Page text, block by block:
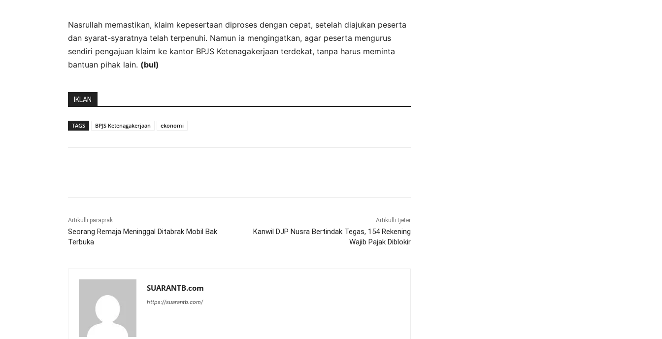
Nasrullah memastikan, klaim kepesertaan diproses dengan cepat, setelah diajukan peserta
dan syarat-syaratnya telah terpenuhi. Namun ia mengingatkan, agar peserta mengurus
sendiri pengajuan klaim ke kantor BPJS Ketenagakerjaan terdekat, tanpa harus meminta
bantuan pihak lain. (bul)
IKLAN
TAGS BPJS Ketenagakerjaan ekonomi
Artikulli paraprak
Seorang Remaja Meninggal Ditabrak Mobil Bak
Terbuka
Artikulli tjetër
Kanwil DJP Nusra Bertindak Tegas, 154 Rekening
Wajib Pajak Diblokir
SUARANTB.com
https://suarantb.com/